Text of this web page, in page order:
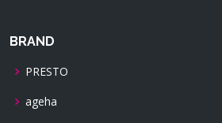
BRAND
PRESTO
ageha